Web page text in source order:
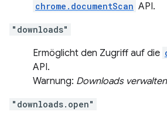
chrome.documentScan API.
"downloads"
Ermöglicht den Zugriff auf die
API.
Warnung: Downloads verwalten
"downloads.open"